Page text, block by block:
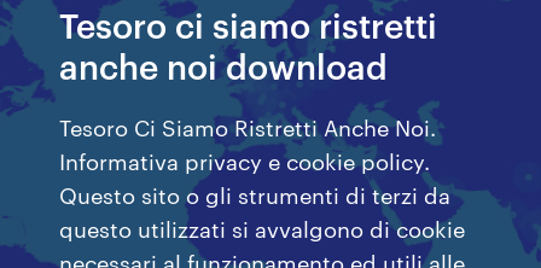
Tesoro ci siamo ristretti
anche noi download
Tesoro Ci Siamo Ristretti Anche Noi.
Informativa privacy e cookie policy.
Questo sito o gli strumenti di terzi da
questo utilizzati si avvalgono di cookie
necessari al funzionamento ed utili alle